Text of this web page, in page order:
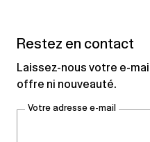
Restez en contact
Laissez-nous votre e-
offre ni nouveauté.
Votre adresse e-mail